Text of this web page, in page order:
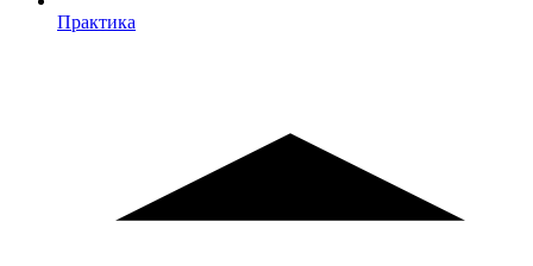
Практика
Практика